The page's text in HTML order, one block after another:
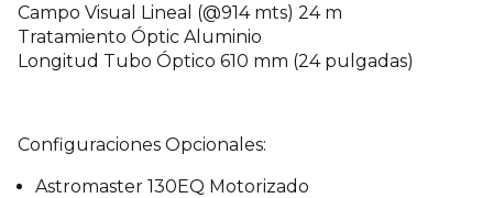
Campo Visual Lineal (@914 mts) 24 m
Tratamiento Óptic Aluminio
Longitud Tubo Óptico 610 mm (24 pulgadas)
Configuraciones Opcionales:
Astromaster 130EQ Motorizado